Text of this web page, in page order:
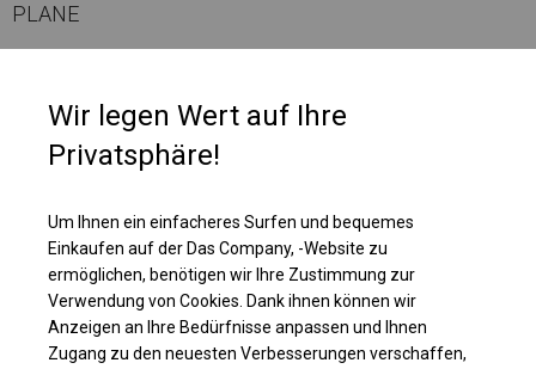
PLANE
zusätzliche Heizung benötigt, ist die Wahl dieser Plane die beste. Im
Inneren können Sie Wärmestrahler oder andere Heizungen platzieren, die
ihre Funktionen erfüllen.
Einzelheiten ansehen
Plane ändern
Wir legen Wert auf Ihre
Privatsphäre!
Um Ihnen ein einfacheres Surfen und bequemes
Einkaufen auf der Das Company, -Website zu
ermöglichen, benötigen wir Ihre Zustimmung zur
Verwendung von Cookies. Dank ihnen können wir
Anzeigen an Ihre Bedürfnisse anpassen und Ihnen
Zugang zu den neuesten Verbesserungen verschaffen,